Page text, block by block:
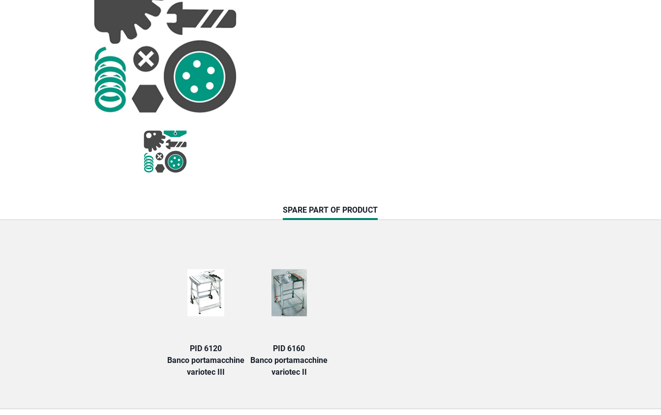
CURRENT
TAB:
SPARE PART OF PRODUCT
PID 6120
Banco portamacchine
variotec III
PID 6160
Banco portamacchine
variotec II